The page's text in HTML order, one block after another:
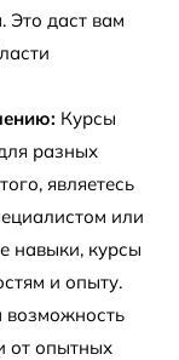
Это даст вам
Курсы
разных
являетесь
или
навыки, курсы
и опыту.
от опытных